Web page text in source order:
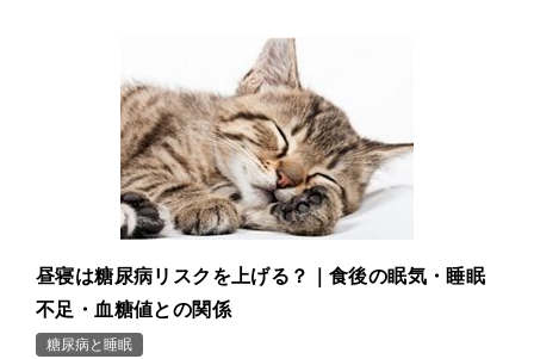
昼寝は糖尿病リスクを上げる？｜食後の眠気・睡眠
不足・血糖値との関係
糖尿病と睡眠